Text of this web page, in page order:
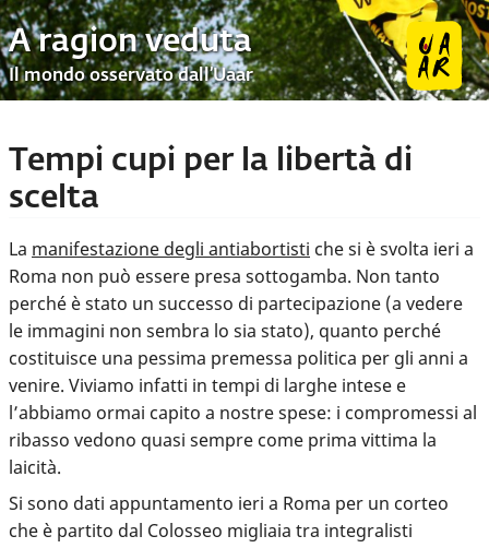
A ragion veduta
Il mondo osservato dall’Uaar
Tempi cupi per la libertà di
scelta
La manifestazione degli antiabortisti che si è svolta ieri a
Roma non può essere presa sottogamba. Non tanto
perché è stato un successo di partecipazione (a vedere
le immagini non sembra lo sia stato), quanto perché
costituisce una pessima premessa politica per gli anni a
venire. Viviamo infatti in tempi di larghe intese e
l’abbiamo ormai capito a nostre spese: i compromessi al
ribasso vedono quasi sempre come prima vittima la
laicità.
Si sono dati appuntamento ieri a Roma per un corteo
che è partito dal Colosseo migliaia tra integralisti